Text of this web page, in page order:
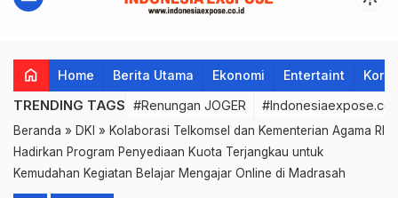
home Home Berita Utama Ekonomi Entertaint
TRENDING TAGS #Renungan JOGER
Beranda » DKI » Kolaborasi Telkomsel dan Kementerian Agama RI
Hadirkan Program Penyediaan Kuota Terjangkau untuk
Kemudahan Kegiatan Belajar Mengajar Online di Madrasah